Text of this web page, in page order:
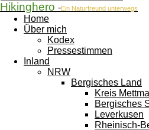
Hikinghero -Ein Naturfreund unterwegs
Home
Über mich
Kodex
Pressestimmen
Inland
NRW
Bergisches Land
Kreis
Bergisches
Leverkusen
Rheinisch-